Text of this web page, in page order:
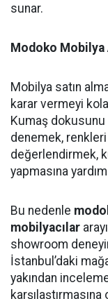
sunar.
Modoko
Mobilya satın
karar vermeyi
Kumaş dokusunu
denemek,
değerlendirmek,
yapmasına
Bu nedenle
mobilyacılar
showroom
İstanbul’daki
yakından
karşılaştırmasına